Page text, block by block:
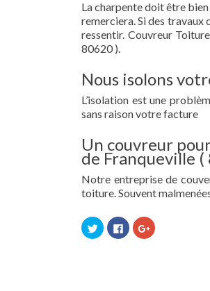
La charpente doit être
remerciera. Si des travaux
ressentir. Couvreur
80620 ).
Nous isolons
L’isolation est une
sans raison votre facture
Un couvreur
de Franqueville (
Notre entreprise de
toiture. Souvent
Cliquez
pour
partager
Cliquez
pour
partager
Cliquez
pour